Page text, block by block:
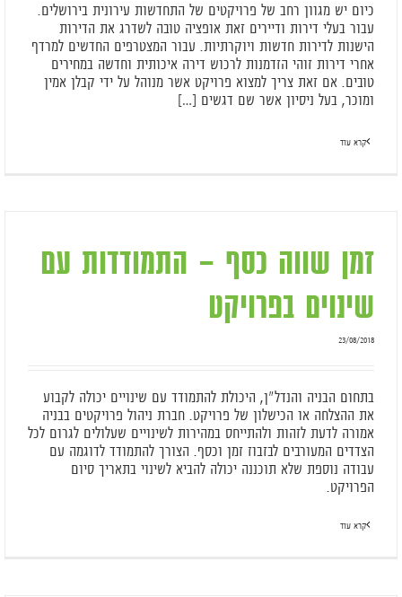
כיום יש מגוון רחב של פרויקטים של התחדשות עירונית בירושלים.
עבור בעלי דירות ודיירים זאת אופציה טובה לשדרג את הדירות
הישנות לדירות חדשות ויוקרתיות. עבור המצטרפים החדשים למרדף
אחרי דירות זוהי הזדמנות לרכוש דירה איכותית וחדשה במחירים
טובים. אם זאת צריך למצוא פרויקט אשר מנוהל על ידי קבלן אמין
ומוכר, בעל ניסיון אשר שם דגשים […]
קרא עוד
זמן שווה כסף – התמודדות עם
שינוים בפרויקט
23/08/2018
בתחום הבניה והנדל"ן, היכולת להתמודד עם שינויים יכולה לקבוע
את ההצלחה או הכישלון של פרויקט. חברת ניהול פרויקטים בבניה
אמורה לדעת לזהות ולהתייחס במהירות לשינויים שעלולים לגרום לכל
הצדדים המעורבים לבזבוז זמן וכסף. הצורך להתמודד לדוגמה עם
עבודה נוספת שלא תוכננה יכולה להביא לשינוי בתאריך סיום
הפרויקט.
קרא עוד